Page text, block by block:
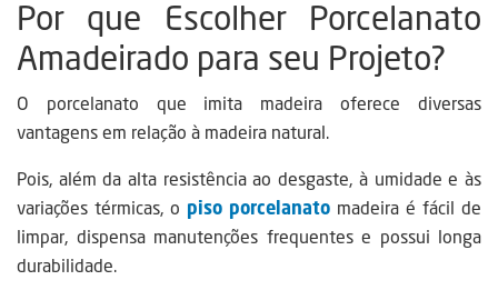
Por que Escolher Porcelanato
Amadeirado para seu Projeto?
O porcelanato que imita madeira oferece diversas
vantagens em relação à madeira natural.
Pois, além da alta resistência ao desgaste, à umidade e às
variações térmicas, o piso porcelanato madeira é fácil de
limpar, dispensa manutenções frequentes e possui longa
durabilidade.